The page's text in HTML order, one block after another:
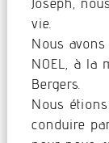
vie.
Nous
NOEL, à la
Bergers.
Nous
conduire